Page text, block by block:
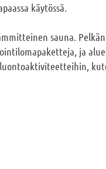
käytössä.
sauna.
ja